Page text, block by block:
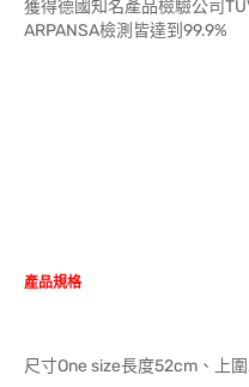
獲得德國知名產品檢驗公司
ARPANSA檢測皆達到99.9%
產品規格
尺寸One size長度52cm、上